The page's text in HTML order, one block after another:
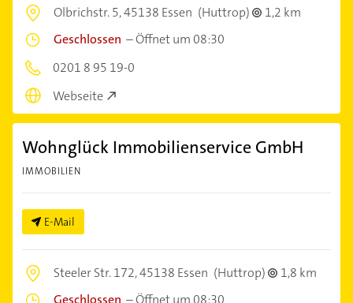
Olbrichstr. 5,45138 Essen (Huttrop)
1,2 km
Geschlossen –Öffnet um 08:30
0201 8 95 19-0
Webseite
Wohnglück Immobilienservice GmbH
IMMOBILIEN
E-Mail
Steeler Str. 172,45138 Essen (Huttrop)
1,8 km
Geschlossen –Öffnet um 08:30